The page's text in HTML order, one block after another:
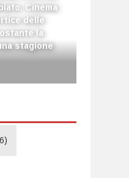
Cinema
delle
la
stagione